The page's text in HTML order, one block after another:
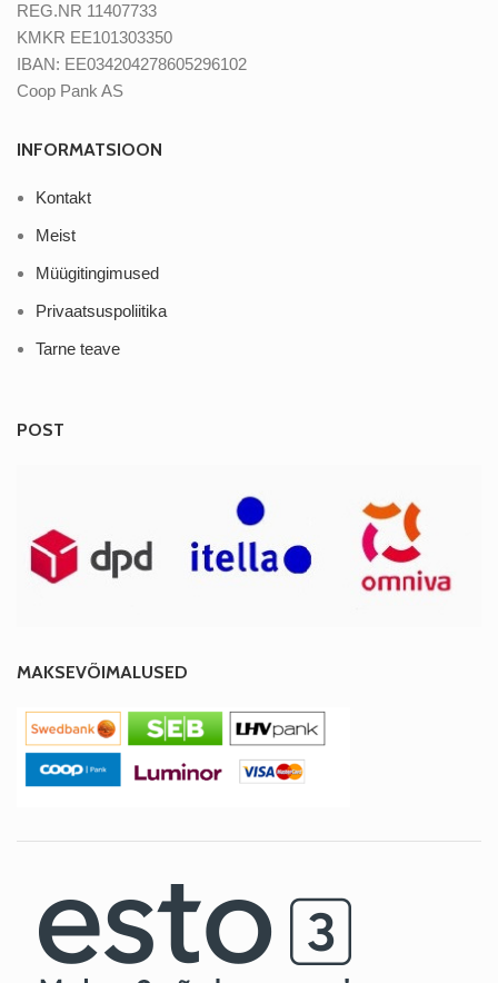
REG.NR 11407733
KMKR EE101303350
IBAN: EE034204278605296102
Coop Pank AS
INFORMATSIOON
Kontakt
Meist
Müügitingimused
Privaatsuspoliitika
Tarne teave
POST
MAKSEVÕIMALUSED